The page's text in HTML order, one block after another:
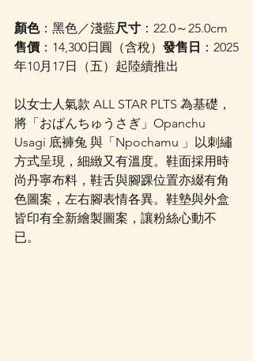
顏色：黑色／淺藍尺寸 ：22.0～25.0cm
售價 ：14,300日圓（含稅） 發售日 ：2025
年10月17日（五）起陸續推出
以女士人氣款 ALL STAR PLTS 為基礎，
將「おぱんちゅうさぎ」Opanchu
Usagi 底褲兔 與「Npochamu 」以刺繡
方式呈現，細緻又有溫度。鞋面採用時
尚丹寧布料，鞋舌與腳踝位置亦綴有角
色圖案，左右腳表情各異。鞋墊與外盒
皆印有全新繪製圖案，讓粉絲心動不
已。